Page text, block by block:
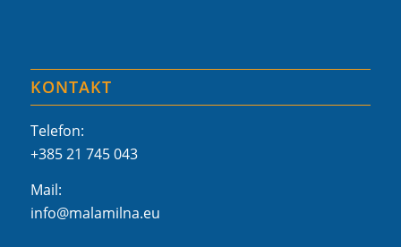
KONTAKT
Telefon:
+385 21 745 043
Mail:
info@malamilna.eu